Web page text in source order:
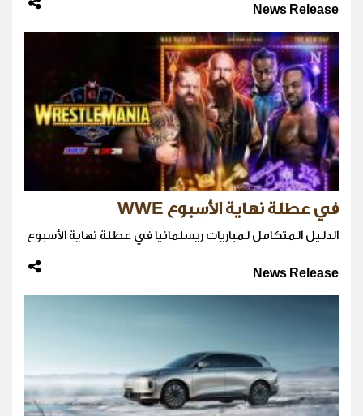
News Release
في عطلة نهاية الأسبوع WWE
الدليل المتكامل لمباريات ريسلمانيا في عطلة نهاية الأسبوع
News Release